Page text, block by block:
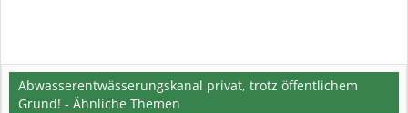
Abwasserentwässerungskanal privat, trotz öffentlichem
Grund! - Ähnliche Themen